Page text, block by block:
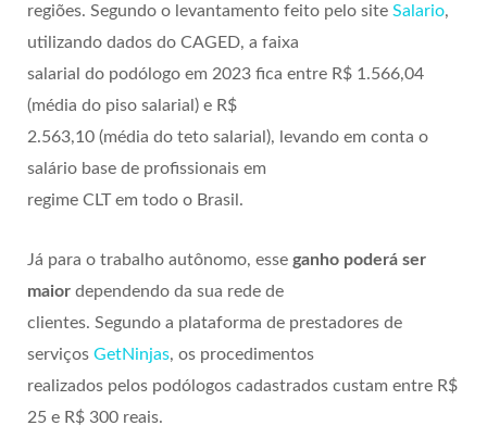
regiões. Segundo o levantamento feito pelo site Salario,
utilizando dados do CAGED, a faixa
salarial do podólogo em 2023 fica entre R$ 1.566,04
(média do piso salarial) e R$
2.563,10 (média do teto salarial), levando em conta o
salário base de profissionais em
regime CLT em todo o Brasil.
Já para o trabalho autônomo, esse ganho poderá ser
maior dependendo da sua rede de
clientes. Segundo a plataforma de prestadores de
serviços GetNinjas, os procedimentos
realizados pelos podólogos cadastrados custam entre R$
25 e R$ 300 reais.